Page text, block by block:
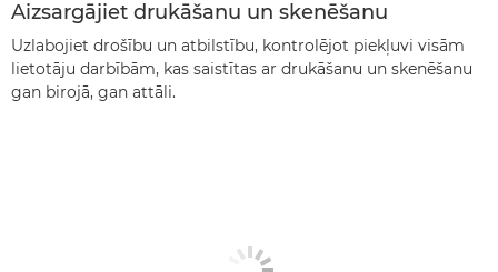
Aizsargājiet drukāšanu un skenēšanu
Uzlabojiet drošību un atbilstību, kontrolējot piekļuvi visām
lietotāju darbībām, kas saistītas ar drukāšanu un skenēšanu
gan birojā, gan attāli.